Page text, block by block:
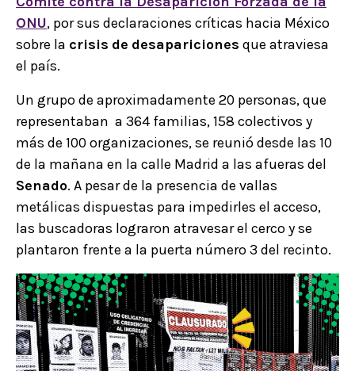
ONU, por sus declaraciones críticas hacia México
sobre la crisis de desapariciones que atraviesa
el país.
Un grupo de aproximadamente 20 personas, que
representaban a 364 familias, 158 colectivos y
más de 100 organizaciones, se reunió desde las 10
de la mañana en la calle Madrid a las afueras del
Senado. A pesar de la presencia de vallas
metálicas dispuestas para impedirles el acceso,
las buscadoras lograron atravesar el cerco y se
plantaron frente a la puerta número 3 del recinto.